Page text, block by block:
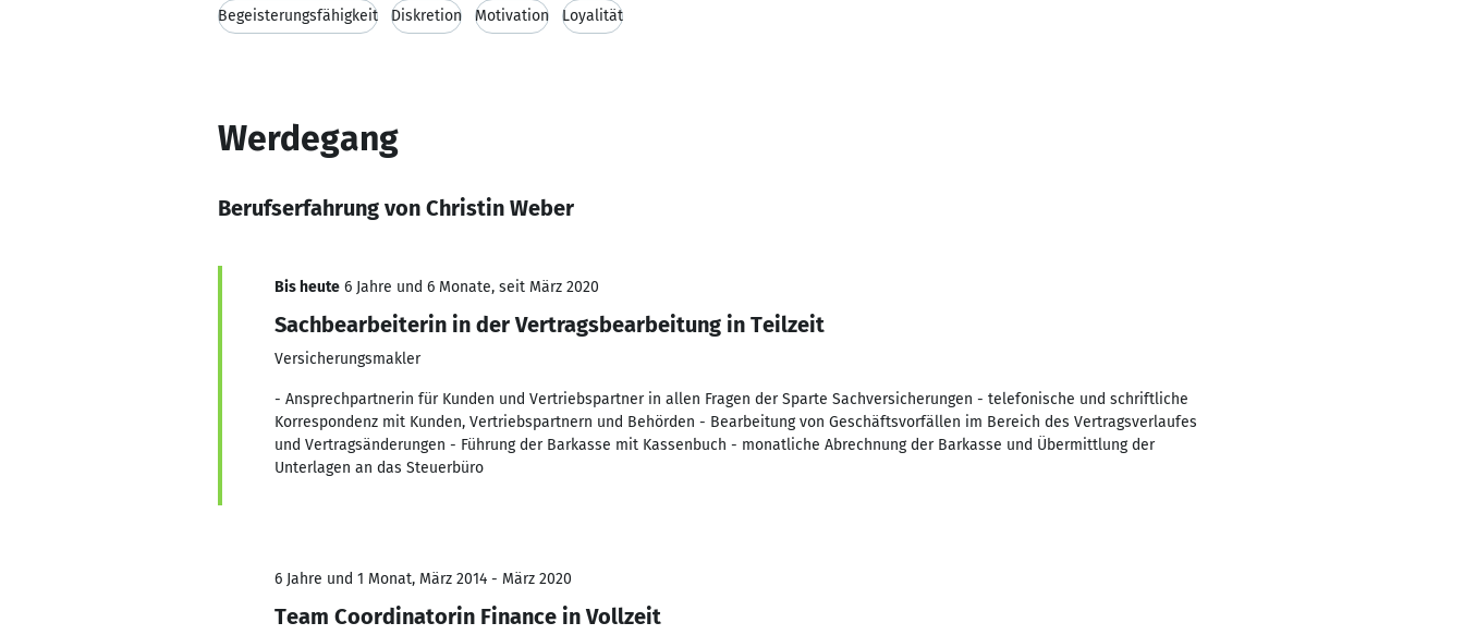
Begeisterungsfähigkeit Diskretion Motivation Loyalität
Werdegang
Berufserfahrung von Christin Weber
Bis heute 6 Jahre und 6 Monate, seit März 2020
Sachbearbeiterin in der Vertragsbearbeitung in Teilzeit
Versicherungsmakler
- Ansprechpartnerin für Kunden und Vertriebspartner in allen Fragen der Sparte Sachversicherungen - telefonische und schriftliche
Korrespondenz mit Kunden, Vertriebspartnern und Behörden - Bearbeitung von Geschäftsvorfällen im Bereich des Vertragsverlaufes
und Vertragsänderungen - Führung der Barkasse mit Kassenbuch - monatliche Abrechnung der Barkasse und Übermittlung der
Unterlagen an das Steuerbüro
6 Jahre und 1 Monat, März 2014 - März 2020
Team Coordinatorin Finance in Vollzeit